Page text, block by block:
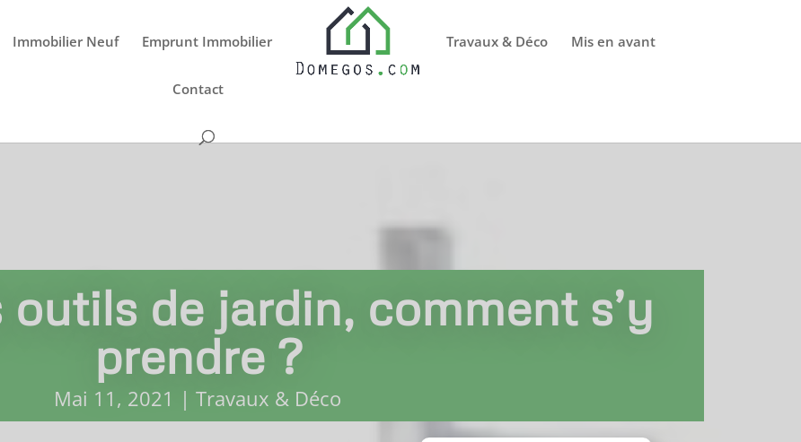
Immobilier Neuf Emprunt Immobilier Travaux & Déco Mis en avant
Contact
outils de jardin, comment s’y
prendre ?
Mai 11, 2021 | Travaux & Déco